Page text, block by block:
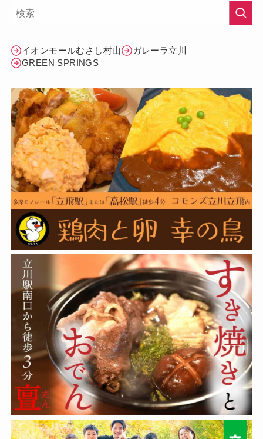
イオンモールむさし村山
ガレーラ立川
GREEN SPRINGS